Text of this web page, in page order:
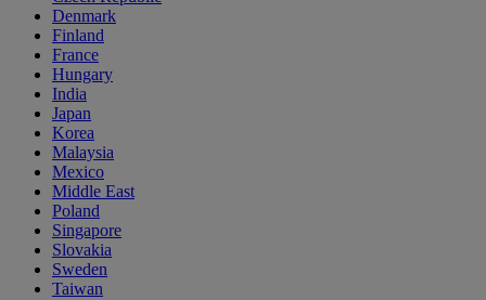
Denmark
Finland
France
Hungary
India
Japan
Korea
Malaysia
Mexico
Middle East
Poland
Singapore
Slovakia
Sweden
Taiwan